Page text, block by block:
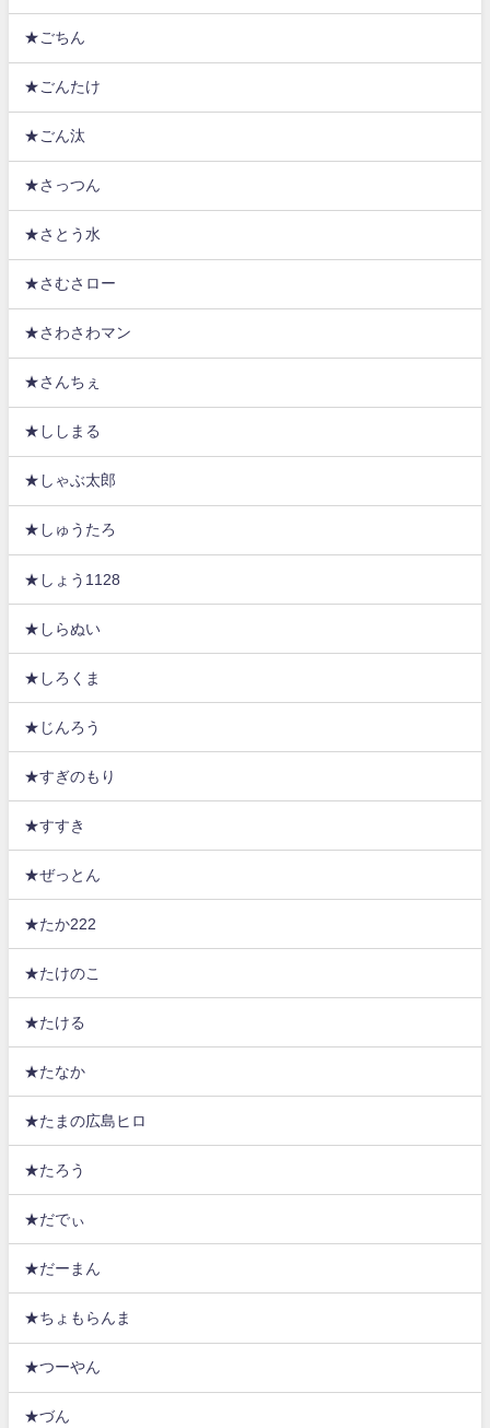
★ごちん
★ごんたけ
★ごん汰
★さっつん
★さとう水
★さむさロー
★さわさわマン
★さんちぇ
★ししまる
★しゃぶ太郎
★しゅうたろ
★しょう1128
★しらぬい
★しろくま
★じんろう
★すぎのもり
★すすき
★ぜっとん
★たか222
★たけのこ
★たける
★たなか
★たまの広島ヒロ
★たろう
★だでぃ
★だーまん
★ちょもらんま
★つーやん
★づん